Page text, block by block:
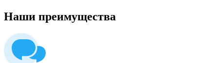
Наши преимущества